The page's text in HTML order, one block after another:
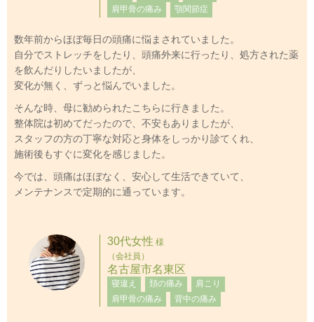
肩甲骨の痛み
顎関節症
数年前からほぼ毎日の頭痛に悩まされていました。
自分でストレッチをしたり、頭痛外来に行ったり、処方された薬
を飲んだりしたいましたが、
変化が無く、ずっと悩んでいました。
そんな時、母に勧められたこちらに行きました。
整体院は初めてだったので、不安もありましたが、
スタッフの方の丁寧な対応と身体をしっかり診てくれ、
施術後もすぐに変化を感じました。
今では、頭痛はほぼなく、安心して生活できていて、
メンテナンスで定期的に通っています。
30代女性 様
（会社員）
名古屋市名東区
寝違え 頚の痛み
肩こり
肩甲骨の痛み
背中の痛み